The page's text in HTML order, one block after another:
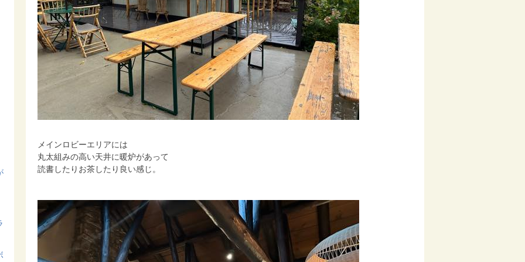
メインロビーエリアには
丸太組みの高い天井に暖炉があって
読書したりお茶したり良い感じ。